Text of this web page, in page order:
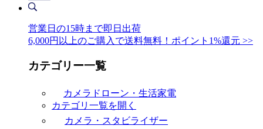
営業日の15時まで即日出荷
6,000円以上のご購入で送料無料！ポイント1%還元 >>
カテゴリー一覧
カメラドローン・生活家電
カテゴリ一覧を開く
カメラ・スタビライザー